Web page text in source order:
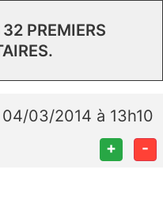
PREMIERS
03/2014 à 13h10
+ -